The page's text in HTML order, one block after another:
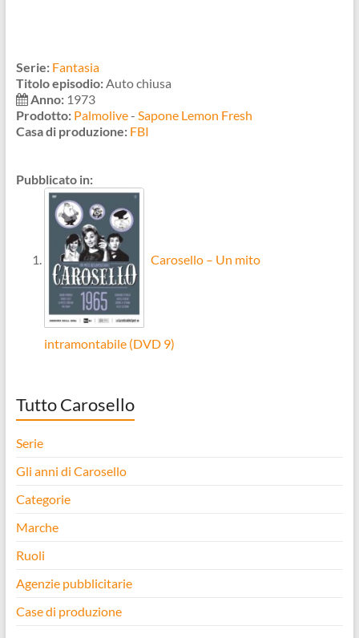
Serie: Fantasia
Titolo episodio:Auto chiusa
Anno:1973
Prodotto: Palmolive- Sapone Lemon Fresh
Casa di produzione: FBI
Pubblicato in:
Carosello – Un mito
intramontabile (DVD 9)
Tutto Carosello
Serie
Gli anni di Carosello
Categorie
Marche
Ruoli
Agenzie pubblicitarie
Case di produzione